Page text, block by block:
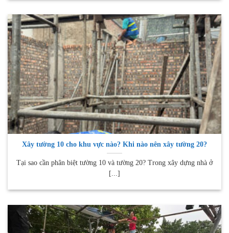
Xây tường 10 cho khu vực nào? Khi nào nên xây tường 20?
Tại sao cần phân biệt tường 10 và tường 20? Trong xây dựng nhà ở
[...]